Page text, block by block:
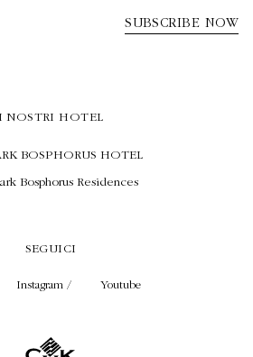
SEGUICI
Instagram / Youtube
I NOSTRI HOTEL
BOSPHORUS HOTEL
Bosphorus Residences